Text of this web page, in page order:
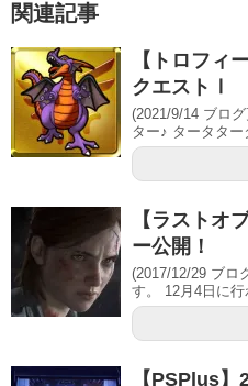
関連記事
【トロフィ
クエストⅠ
(2021/9/14 ブロ
ター♪ タータタ
【ラストオ
ー公開！
(2017/12/29 ブロ
す。 12月4日に
【PSPlus